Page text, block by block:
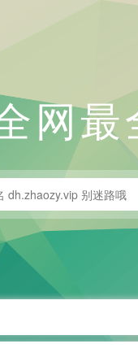
网最